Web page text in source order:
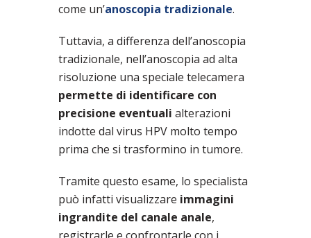
come un’anoscopia tradizionale.
Tuttavia, a differenza dell’anoscopia
tradizionale, nell’anoscopia ad alta
risoluzione una speciale telecamera
permette di identificare con
precisione eventuali alterazioni
indotte dal virus HPV molto tempo
prima che si trasformino in tumore.
Tramite questo esame, lo specialista
può infatti visualizzare immagini
ingrandite del canale anale,